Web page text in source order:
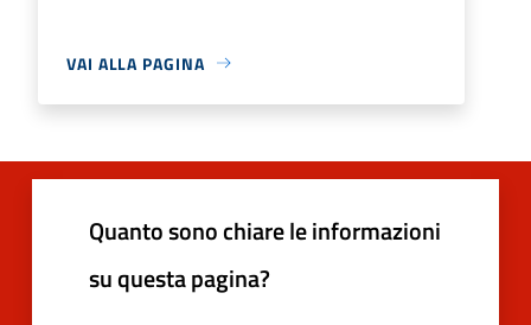
VAI ALLA PAGINA
Quanto sono chiare le informazioni
su questa pagina?